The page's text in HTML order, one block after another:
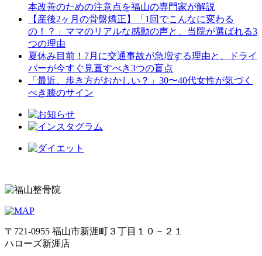
本改善のための注意点を福山の専門家が解説
【産後2ヶ月の骨盤矯正】「1回でこんなに変わる
の！？」ママのリアルな感動の声と、当院が選ばれる3
つの理由
夏休み目前！7月に交通事故が急増する理由と、ドライ
バーが今すぐ見直すべき3つの盲点
「最近、歩き方がおかしい？」30〜40代女性が気づく
べき膝のサイン
〒721-0955 福山市新涯町３丁目１０－２１
ハローズ新涯店